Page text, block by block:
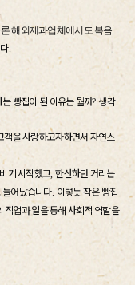
해외제과업체에서도 복음
.
빵집이 된 이유는 뭘까?생각
객을 사랑하고자하면서 자연스
기 시작했고,한산하던 거리는
어났습니다. 이렇듯 작은 빵집
직업과 일을 통해 사회적 역할을